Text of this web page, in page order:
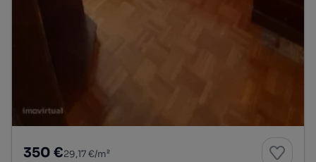
350 €29,17 €/m²